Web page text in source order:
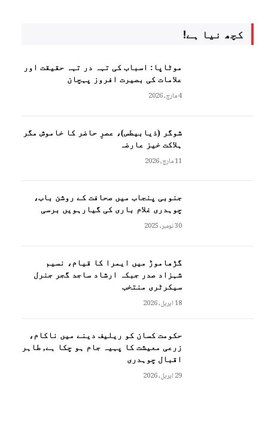
کچھ نیا ہے!
موٹاپا: اسباب کی تہہ در تہہ حقیقت اور
علامات کی بصیرت افروز پہچان
4 مارچ, 2026
شوگر (ذیابیطس)، عصرِ حاضر کا خاموش مگر
ہلاکت خیز عارضہ
11 مارچ, 2026
جنوبی پنجاب میں صحافت کے روشن باب،
چوہدری غلام باری کی گیارہویں برسی
30 نومبر, 2025
گڑھاموڑ میں ایمرا کا قیام، نسیم
شہزاد صدر جبکہ ارشاد ساجد گجر جنرل
سیکرٹری منتخب
18 اپریل, 2026
حکومت کسان کو ریلیف دینے میں ناکام،
زرعی معیشت کا پہیہ جام ہو چکا ہے, طاہر
اقبال چوہدری
29 اپریل, 2026